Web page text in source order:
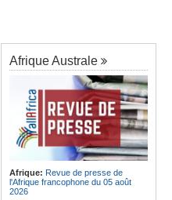
Afrique Australe
Afrique: Revue de presse de
l'Afrique francophone du 05 août
2026